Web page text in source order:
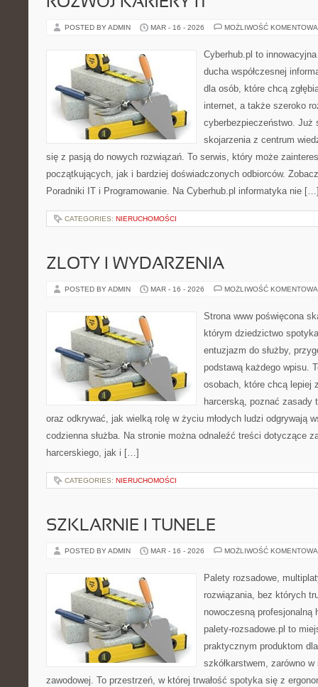
POSTED BY ADMIN MAR - 16 - 2026 MOŻLIWOŚĆ
Cyberhub.pl to
ducha współczesnej
dla osób, które chcą
internet, a także szeroko
cyberbezpieczeństwo. Już
skojarzenia z centrum
się z pasją do nowych rozwiązań. To serwis, który może
początkujących, jak i bardziej doświadczonych odbiorców.
Poradniki IT i Programowanie. Na Cyberhub.pl informatyka nie
CATEGORIES: NIERUCHOMOŚCI
ZLOTY I WYDARZENIA
POSTED BY ADMIN MAR - 16 - 2026 MOŻLIWOŚĆ
Strona www poświęcona
którym dziedzictwo
entuzjazm do służby,
podstawą każdego wpisu.
osobach, które chcą lepiej
harcerską, poznać zasady
oraz odkrywać, jak wielką rolę w życiu młodych ludzi odgrywają
codzienna służba. Na stronie można odnaleźć treści dotyczące
harcerskiego, jak i […]
CATEGORIES: NIERUCHOMOŚCI
SZKLARNIE I TUNELE
POSTED BY ADMIN MAR - 16 - 2026 MOŻLIWOŚĆ
Palety rozsadowe,
rozwiązania, bez których
nowoczesną profesjonalną
palety-rozsadowe.pl to
praktycznym produktom
szkółkarstwem, zarówno
zawodowej. To przestrzeń, w której trwałość spotyka się z